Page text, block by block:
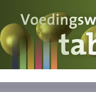
Voedingswaarde
Wat is wat?